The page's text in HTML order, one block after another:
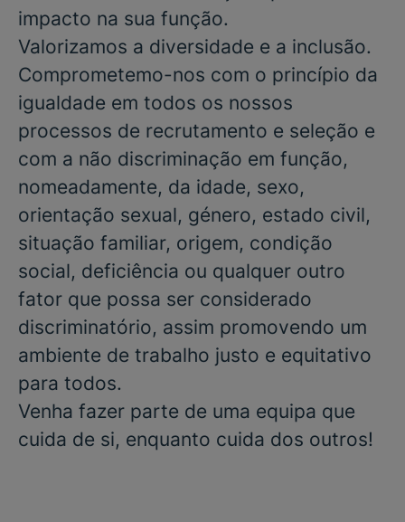
impacto na sua função.
Valorizamos a diversidade e a inclusão.
Comprometemo-nos com o princípio da
igualdade em todos os nossos
processos de recrutamento e seleção e
com a não discriminação em função,
nomeadamente, da idade, sexo,
orientação sexual, género, estado civil,
situação familiar, origem, condição
social, deficiência ou qualquer outro
fator que possa ser considerado
discriminatório, assim promovendo um
ambiente de trabalho justo e equitativo
para todos.
Venha fazer parte de uma equipa que
cuida de si, enquanto cuida dos outros!